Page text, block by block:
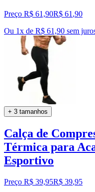
Preço R$ 61,90R$ 61,90
Ou 1x de R$ 61,90 sem
+ 3 tamanhos
Calça de
Térmica para
Esportivo
Preço R$ 39,95R$ 39,95